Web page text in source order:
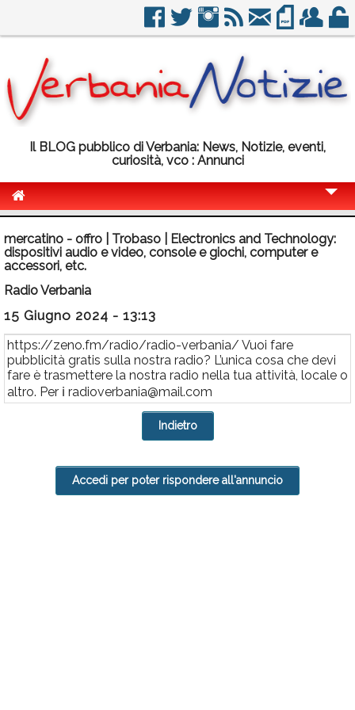
Il BLOG pubblico di Verbania: News, Notizie, eventi,
curiosità, vco : Annunci
Politica
Sport
Eventi
Info Utili
Rubriche
Calendario
mercatino - offro | Trobaso | Electronics and Technology:
dispositivi audio e video, console e giochi, computer e
accessori, etc.
Radio Verbania
15 Giugno 2024 - 13:13
https://zeno.fm/radio/radio-verbania/ Vuoi fare
pubblicità gratis sulla nostra radio? L’unica cosa che devi
fare è trasmettere la nostra radio nella tua attività, locale o
altro. Per ℹ️ radioverbania@mail.com